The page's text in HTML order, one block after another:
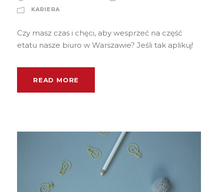
KARIERA
Czy masz czas i chęci, aby wesprzeć na część
etatu nasze biuro w Warszawie? Jeśli tak aplikuj!
READ MORE